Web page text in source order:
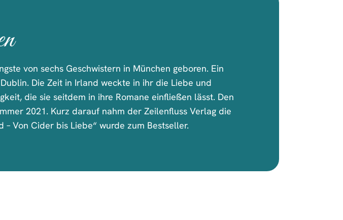
von sechs Geschwistern in München geboren. Ein
Die Zeit in Irland weckte in ihr die Liebe und
die sie seitdem in ihre Romane einfließen lässt. Den
2021. Kurz darauf nahm der Zeilenfluss Verlag die
– Von Cider bis Liebe“ wurde zum Bestseller.